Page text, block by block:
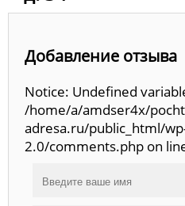
Добавление отзыва
Notice: Undefined
/home/a/amdser4x/
adresa.ru/public_html/
2.0/comments.php on